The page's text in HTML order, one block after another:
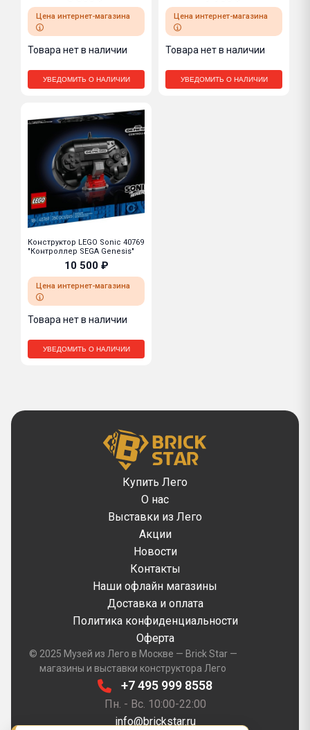
Цена интернет-магазина
Товара нет в наличии
УВЕДОМИТЬ О НАЛИЧИИ
Цена интернет-магазина
Товара нет в наличии
УВЕДОМИТЬ О НАЛИЧИИ
Конструктор LEGO Sonic 40769
"Контроллер SEGA Genesis"
10 500 ₽
Цена интернет-магазина
Товара нет в наличии
УВЕДОМИТЬ О НАЛИЧИИ
Купить Лего
О нас
Выставки из Лего
Акции
Новости
Контакты
Наши офлайн магазины
Доставка и оплата
Политика конфиденциальности
Оферта
© 2025 Музей из Лего в Москве — Brick Star —
магазины и выставки конструктора Лего
+7 495 999 8558
Пн. - Вс. 10:00-22:00
info@brickstar.ru